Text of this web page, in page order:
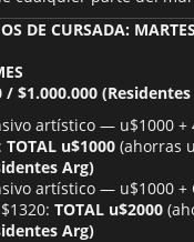
DE CURSADA:
/ $1.000.000
artístico — u$1000 +
TOTAL u$1000 (ahorras
Arg)
artístico — u$1000 +
TOTAL u$2000
Arg)